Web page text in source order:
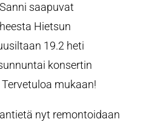
saapuvat
Hietsun
19.2 heti
konsertin
mukaan!
nyt remontoidaan